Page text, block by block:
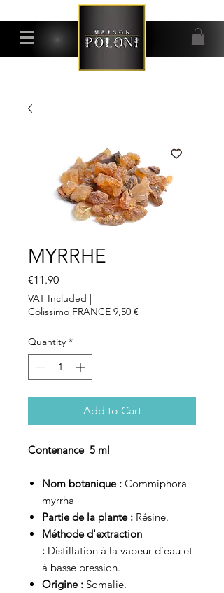
MYRRHE
€11.90Price
VAT Included |
Colissimo FRANCE 9,50 €
Quantity *
Add to Cart
Contenance 5 ml
Nom botanique : Commiphora
myrrha
Partie de la plante : Résine.
Méthode d'extraction
: Distillation à la vapeur d’eau et
à basse pression.
Origine : Somalie.